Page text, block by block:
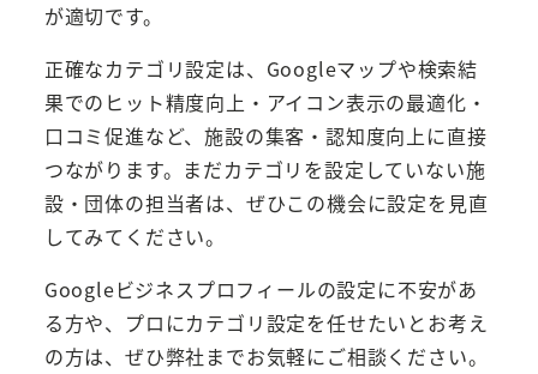
が適切です。
正確なカテゴリ設定は、Googleマップや検索結
果でのヒット精度向上・アイコン表示の最適化・
口コミ促進など、施設の集客・認知度向上に直接
つながります。まだカテゴリを設定していない施
設・団体の担当者は、ぜひこの機会に設定を見直
してみてください。
Googleビジネスプロフィールの設定に不安があ
る方や、プロにカテゴリ設定を任せたいとお考え
の方は、ぜひ弊社までお気軽にご相談ください。